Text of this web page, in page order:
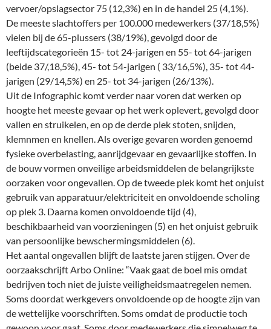
vervoer/opslagsector 75 (12,3%) en in de handel 25 (4,1%).
De meeste slachtoffers per 100.000 medewerkers (37/18,5%)
vielen bij de 65-plussers (38/19%), gevolgd door de
leeftijdscategorieën 15- tot 24-jarigen en 55- tot 64-jarigen
(beide 37/,18,5%), 45- tot 54-jarigen ( 33/16,5%), 35- tot 44-
jarigen (29/14,5%) en 25- tot 34-jarigen (26/13%).
Uit de Infographic komt verder naar voren dat werken op
hoogte het meeste gevaar op het werk oplevert, gevolgd door
vallen en struikelen, en op de derde plek stoten, snijden,
klemnmen en knellen. Als overige gevaren worden genoemd
fysieke overbelasting, aanrijdgevaar en gevaarlijke stoffen. In
de bouw vormen onveilige arbeidsmiddelen de belangrijkste
oorzaken voor ongevallen. Op de tweede plek komt het onjuist
gebruik van apparatuur/elektriciteit en onvoldoende scholing
op plek 3. Daarna komen onvoldoende tijd (4),
beschikbaarheid van voorzieningen (5) en het onjuist gebruik
van persoonlijke bewschermingsmiddelen (6).
Het aantal ongevallen blijft de laatste jaren stijgen. Over de
oorzaakschrijft Arbo Online: “Vaak gaat de boel mis omdat
bedrijven toch niet de juiste veiligheidsmaatregelen nemen.
Soms doordat werkgevers onvoldoende op de hoogte zijn van
de wettelijke voorschriften. Soms omdat de productie toch